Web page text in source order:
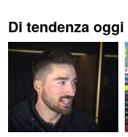
Di tendenza oggi